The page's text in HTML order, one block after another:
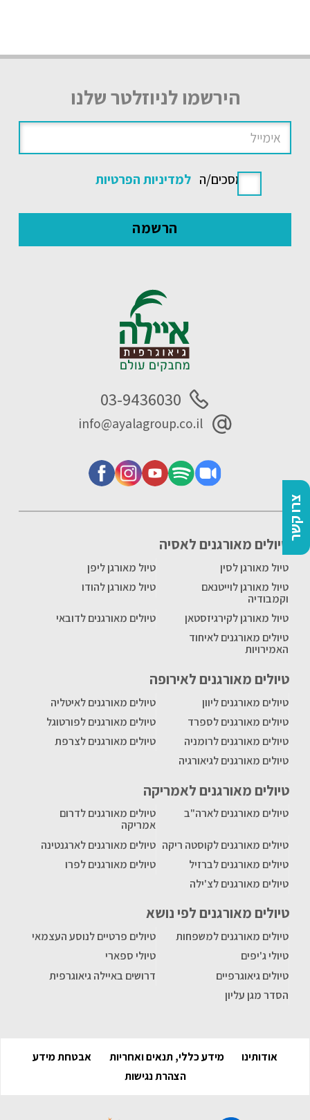
צרו קשר
הירשמו לניוזלטר שלנו
אני מסכים/ה למדיניות הפרטיות
טיולים מאורגנים לאסיה
טיול מאורגן לסין
טיול מאורגן ליפן
טיול מאורגן לוייטנאם
וקמבודיה
טיול מאורגן להודו
טיול מאורגן לקירגיזסטאן
טיולים מאורגנים לדובאי
טיולים מאורגנים לאיחוד
האמירויות
טיולים מאורגנים לאירופה
טיולים מאורגנים ליוון
טיולים מאורגנים לאיטליה
טיולים מאורגנים לספרד
טיולים מאורגנים לפורטוגל
טיולים מאורגנים לרומניה
טיולים מאורגנים לצרפת
טיולים מאורגנים לגיאורגיה
טיולים מאורגנים לאמריקה
טיולים מאורגנים לארה"ב
טיולים מאורגנים לדרום
אמריקה
טיולים מאורגנים לקוסטה ריקה טיולים מאורגנים לארגנטינה
טיולים מאורגנים לברזיל
טיולים מאורגנים לפרו
טיולים מאורגנים לצ'ילה
טיולים מאורגנים לפי נושא
טיולים מאורגנים למשפחות
טיולים פרטיים לנוסע העצמאי
טיולי ג'יפים
טיולי ספארי
טיולים גיאוגרפיים
דרושים באיילה גיאוגרפית
הסדר מגן עליון
03-9436030
info@ayalagroup.co.il
אודותינו מידע כללי, תנאים ואחריות
אבטחת מידע
הצהרת נגישות